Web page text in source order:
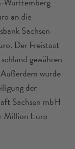
an die
Sachsen
Der Freistaat
gewähren
wurde
der
Sachsen mbH
Million Euro